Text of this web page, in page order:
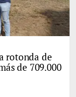
rotonda de
de 709.000